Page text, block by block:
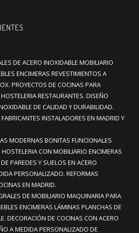
DE ACERO INOXIDABLE MOBILIARIO
ENCIMERAS REVESTIMIENTOS A
PROYECTOS DE COCINAS PARA
RESTAURANTES. DISEÑO
DE CALIDAD Y DURABILIDAD.
INSTALADORES EN MADRID Y
MODERNAS BONITAS FUNCIONALES
CON MOBILIARIO ENCIMERAS
PAREDES Y SUELOS EN ACERO
PERSONALIZADO. REFORMAS
EN MADRID.
DE MOBILIARIO MAQUINARIA PARA
ENCIMERAS LÁMINAS PLANCHAS DE
DECORACIÓN DE COCINAS CON ACERO
A MEDIDA PERSONALIZADO DE